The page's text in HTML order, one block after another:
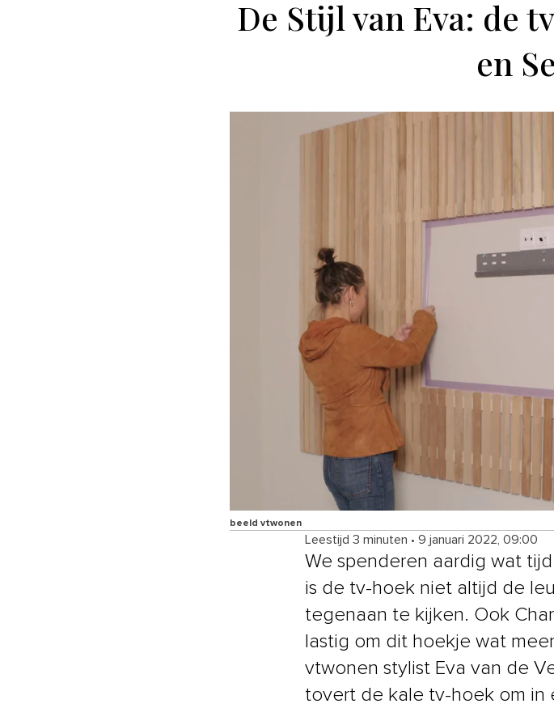
De Stijl van Eva: de
en
beeld vtwonen
Leestijd 3 minuten • 9 januari 2022, 09:00
We spenderen aardig wat
is de tv-hoek niet altijd de
tegenaan te kijken. Ook
lastig om dit hoekje wat
vtwonen stylist Eva van de
tovert de kale tv-hoek om in